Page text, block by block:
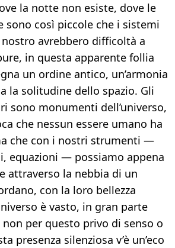
la notte non esiste, dove le
sono così piccole che i sistemi
avrebbero difficoltà a
in questa apparente follia
un ordine antico, un’armonia
la solitudine dello spazio. Gli
sono monumenti dell’universo,
che nessun essere umano ha
che con i nostri strumenti —
equazioni — possiamo appena
attraverso la nebbia di un
con la loro bellezza
è vasto, in gran parte
per questo privo di senso o
presenza silenziosa v’è un’eco